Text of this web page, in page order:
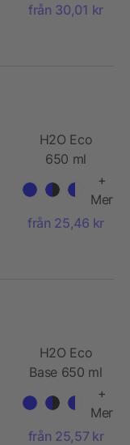
från 30,01 kr
H2O Eco
650 ml
sportflaska
med
kupollock
+
Mer
från 25,46 kr
H2O Eco
Base 650 ml
water bottle
+
Mer
från 25,57 kr